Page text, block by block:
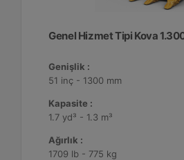
Genel Hizmet Tipi Kova
Genişlik :
51 inç - 1300 mm
Kapasite :
1.7 yd³ - 1.3 m³
Ağırlık :
1709 lb - 775 kg